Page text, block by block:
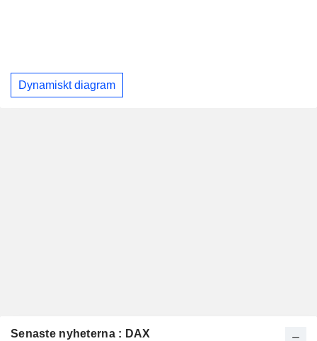
Dynamiskt diagram
Senaste nyheterna : DAX